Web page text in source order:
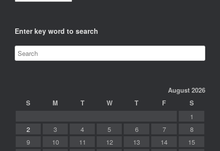
Enter key word to search
August 2026
S
M T W T F
S
1
2
3 4 5 6 7
8
9
10 11 12 13 14
15